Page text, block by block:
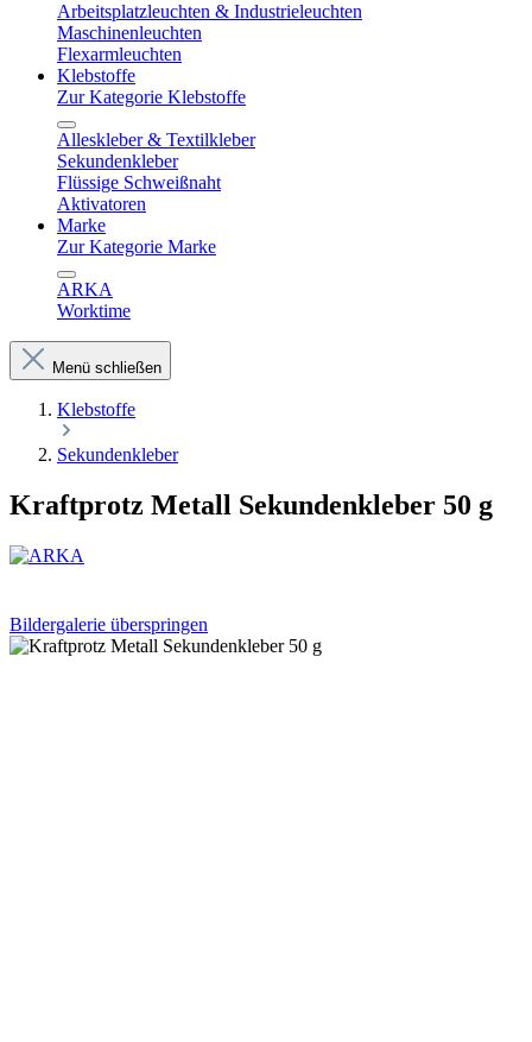
Arbeitsplatzleuchten & Industrieleuchten
Maschinenleuchten
Flexarmleuchten
Klebstoffe
Zur Kategorie Klebstoffe
Alleskleber & Textilkleber
Sekundenkleber
Flüssige Schweißnaht
Aktivatoren
Marke
Zur Kategorie Marke
ARKA
Worktime
Menü schließen
Klebstoffe
Sekundenkleber
Kraftprotz Metall Sekundenkleber 50 g
Bildergalerie überspringen